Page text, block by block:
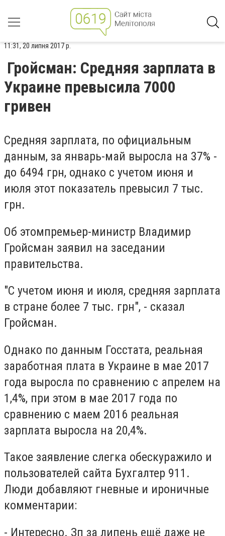
11:31, 20 липня 2017 р.
Гройсман: Средняя зарплата в
Украине превысила 7000
гривен
Средняя зарплата, по официальным
данным, за январь-май выросла на 37% -
до 6494 грн, однако с учетом июня и
июля этот показатель превысил 7 тыс.
грн.
Об этомпремьер-министр Владимир
Гройсман заявил на заседании
правительства.
"С учетом июня и июля, средняя зарплата
в стране более 7 тыс. грн", - сказал
Гройсман.
Однако по данным Госстата, реальная
заработная плата в Украине в мае 2017
года выросла по сравнению с апрелем на
1,4%, при этом в мае 2017 года по
сравнению с маем 2016 реальная
зарплата выросла на 20,4%.
Такое заявление слегка обескуражило и
пользователей сайта Бухгалтер 911.
Люди добавляют гневные и ироничные
комментарии:
- Интересно. Зп за липень ещё даже не